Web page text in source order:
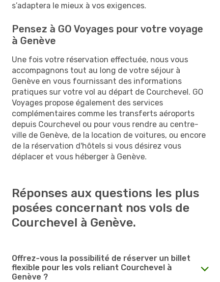
s’adaptera le mieux à vos exigences.
Pensez à GO Voyages pour votre voyage
à Genève
Une fois votre réservation effectuée, nous vous
accompagnons tout au long de votre séjour à
Genève en vous fournissant des informations
pratiques sur votre vol au départ de Courchevel. GO
Voyages propose également des services
complémentaires comme les transferts aéroports
depuis Courchevel ou pour vous rendre au centre-
ville de Genève, de la location de voitures, ou encore
de la réservation d'hôtels si vous désirez vous
déplacer et vous héberger à Genève.
Réponses aux questions les plus
posées concernant nos vols de
Courchevel à Genève.
Offrez-vous la possibilité de réserver un billet
flexible pour les vols reliant Courchevel à
Genève ?